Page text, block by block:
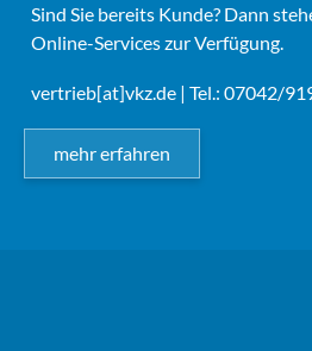
Sind Sie bereits Kunde? Dann
Online-Services zur Verfügung.
vertrieb[at]vkz.de | Tel.: 07042/
mehr erfahren